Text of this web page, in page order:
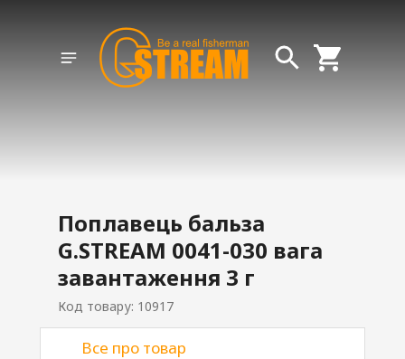
Поплавець бальза
G.STREAM 0041-030 вага
завантаження 3 г
Код товару: 10917
Все про товар